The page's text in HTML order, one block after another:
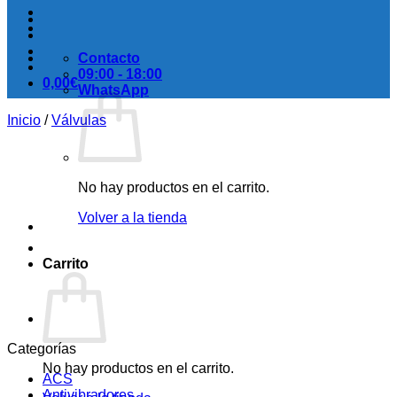
0,00€
No hay productos en el carrito.
Volver a la tienda
Carrito
No hay productos en el carrito.
Contacto
09:00 - 18:00
WhatsApp
Inicio / Válvulas
Categorías
ACS